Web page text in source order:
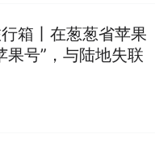
箱丨在葱葱省苹果
果号”，与陆地失联